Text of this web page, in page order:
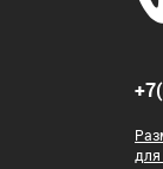
для